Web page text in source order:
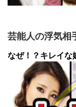
芸能人の浮気
なぜ！？キレイ